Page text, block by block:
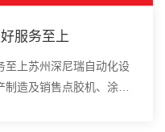
服务至上
至上苏州深尼瑞自动化设
造及销售点胶机、涂覆